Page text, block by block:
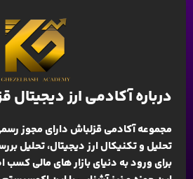
درباره آکادمی ارز دیجیتال
مجموعه آکادمی قزلباش دارای مجوز
تحلیل و تکنیکال ارز دیجیتال، تحلیل
برای ورود به دنیای بازار های مالی